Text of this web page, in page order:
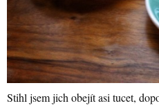
Stihl jsem jich obejít asi tucet,